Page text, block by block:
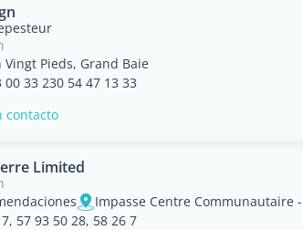
Vingt Pieds, Grand Baie
00 33 230 54 47 13 33
contacto
Limited
57 93 50 28, 58 26 7